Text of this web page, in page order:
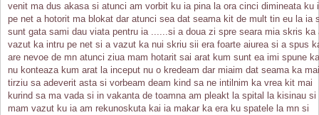
venit ma dus akasa si atunci am vorbit ku ia pina la ora cinci dimineata ku
pe net a hotorit ma blokat dar atunci sea dat seama kit de mult tin eu la ia
sunt gata sami dau viata pentru ia ......si a doua zi spre seara mia skris ka
vazut ka intru pe net si a vazut ka nui skriu sii era foarte aiurea si a spus
are nevoe de mn atunci ziua mam hotarit sai arat kum sunt ea imi spune ka
nu konteaza kum arat la inceput nu o kredeam dar miaim dat seama ka mai
tirziu sa adeverit asta si vorbeam deam kind sa ne intilnim ka vrea kit mai
kurind sa ma vada si in vakanta de toamna am pleakt la spital la kisinau si
mam vazut ku ia am rekunoskuta kai ia makar ka era ku spatele la mn si